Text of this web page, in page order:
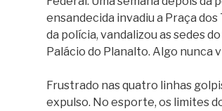
ensandecida invadiu a Praça
da polícia, vandalizou as sedes
Palácio do Planalto. Algo nunca
Frustrado nas quatro linhas
expulso. No esporte, os limites